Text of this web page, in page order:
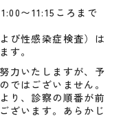
〜11:15ころまで
び性感染症検査）は
す。
力いたしますが、予
ではございません。
り、診察の順番が前
ざいます。あらかじ